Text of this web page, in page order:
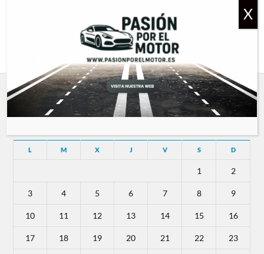
L M X J V S D
1 2
3 4 5 6 7 8 9
10 11 12 13 14 15 16
17 18 19 20 21 22 23